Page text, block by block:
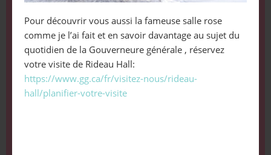
Pour découvrir vous aussi la fameuse salle rose
comme je l’ai fait et en savoir davantage au sujet du
quotidien de la Gouverneure générale , réservez
votre visite de Rideau Hall:
https://www.gg.ca/fr/visitez-nous/rideau-
hall/planifier-votre-visite